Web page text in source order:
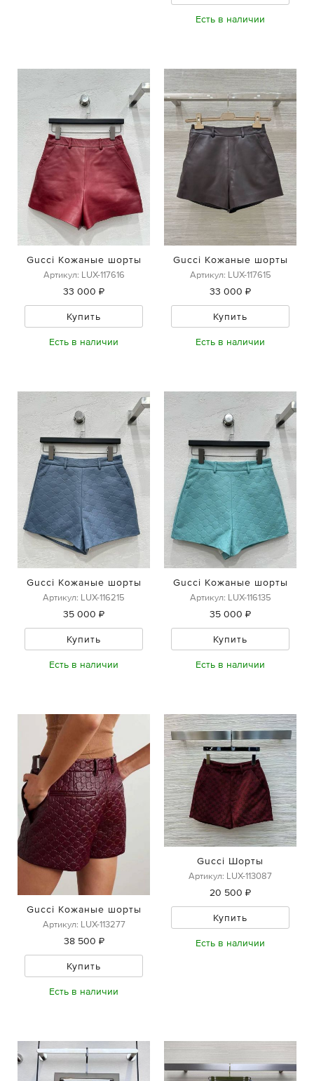
Есть в наличии
Gucci Кожаные шорты
Артикул: LUX-117616
33 000 ₽
Купить
Есть в наличии
Gucci Кожаные шорты
Артикул: LUX-117615
33 000 ₽
Купить
Есть в наличии
Gucci Кожаные шорты
Артикул: LUX-116215
35 000 ₽
Купить
Есть в наличии
Gucci Кожаные шорты
Артикул: LUX-116135
35 000 ₽
Купить
Есть в наличии
Gucci Кожаные шорты
Артикул: LUX-113277
38 500 ₽
Купить
Есть в наличии
Gucci Шорты
Артикул: LUX-113087
20 500 ₽
Купить
Есть в наличии